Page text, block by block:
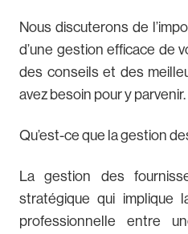
Nous discuterons de
d’une gestion efficace de
des conseils et des
avez besoin pour y parvenir.
Qu’est-ce que la gestion
La gestion des
stratégique qui implique
professionnelle entre